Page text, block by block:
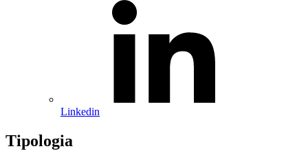
Linkedin
Tipologia